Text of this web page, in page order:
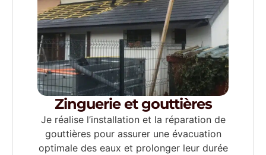
Zinguerie et gouttières
Je réalise l’installation et la réparation de
gouttières pour assurer une évacuation
optimale des eaux et prolonger leur durée